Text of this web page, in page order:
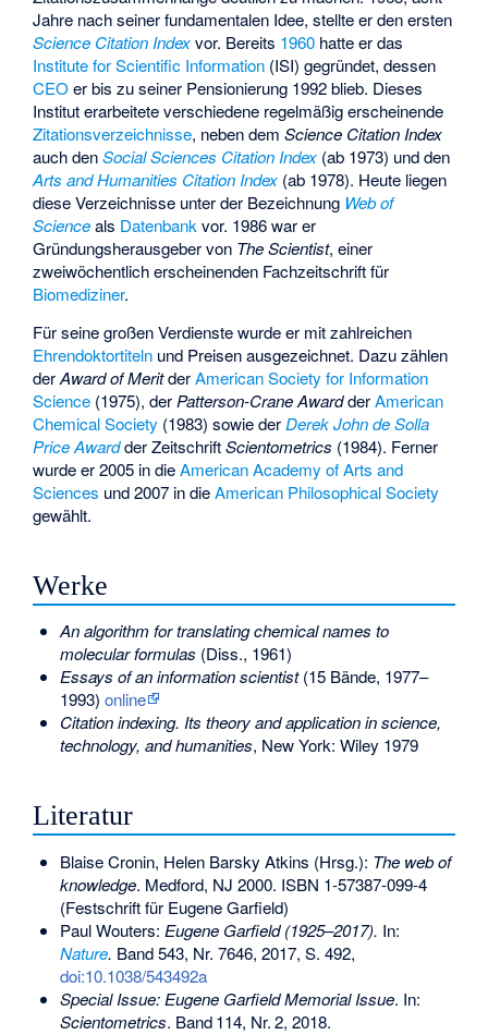
Jahre nach seiner fundamentalen Idee, stellte er den ersten
Science Citation Indexvor. Bereits 1960 hatte er das
Institute for Scientific Information (ISI) gegründet, dessen
CEOer bis zu seiner Pensionierung 1992 blieb. Dieses
Institut erarbeitete verschiedene regelmäßig erscheinende
Zitationsverzeichnisse, neben demScience Citation Index
auch denSocial Sciences Citation Index (ab 1973) und den
Arts and Humanities Citation Index (ab 1978). Heute liegen
diese Verzeichnisse unter der Bezeichnung Web of
Scienceals Datenbank vor. 1986 war er
Gründungsherausgeber von The Scientist, einer
zweiwöchentlich erscheinenden Fachzeitschrift für
Biomediziner.
Für seine großen Verdienste wurde er mit zahlreichen
Ehrendoktortiteln und Preisen ausgezeichnet. Dazu zählen
derAward of MeritderAmerican Society for Information
Science (1975), der Patterson-Crane AwardderAmerican
Chemical Society (1983) sowie derDerek John de Solla
Price Awardder ZeitschriftScientometrics (1984). Ferner
wurde er 2005 in dieAmerican Academy of Arts and
Sciences und 2007 in dieAmerican Philosophical Society
gewählt.
Werke
An algorithm for translating chemical names to
molecular formulas (Diss., 1961)
Essays of an information scientist(15 Bände, 1977–
1993) online
Citation indexing. Its theory and application in science,
technology, and humanities, New York: Wiley 1979
Literatur
Blaise Cronin, Helen Barsky Atkins (Hrsg.): The web of
knowledge. Medford, NJ 2000. ISBN 1-57387-099-4
(Festschrift für Eugene Garfield)
Paul Wouters: Eugene Garfield (1925–2017). In:
Nature. Band 543, Nr. 7646, 2017, S. 492,
doi:10.1038/543492a
Special Issue: Eugene Garfield Memorial Issue. In:
Scientometrics. Band 114, Nr.2, 2018.